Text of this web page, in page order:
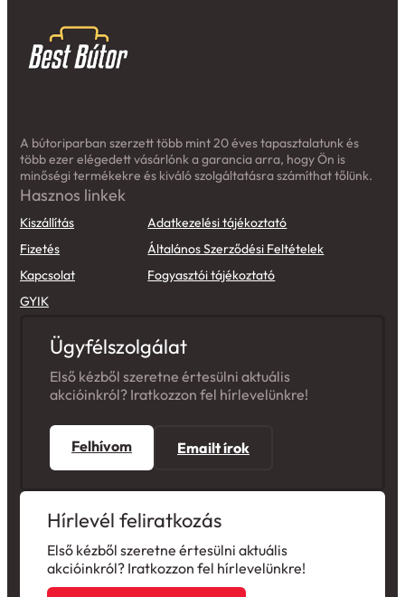
A bútoriparban szerzett több mint 20 éves tapasztalatunk és
több ezer elégedett vásárlónk a garancia arra, hogy Ön is
minőségi termékekre és kiváló szolgáltatásra számíthat tőlünk.
Hasznos linkek
Kiszállítás
Fizetés
Kapcsolat
GYIK
Adatkezelési tájékoztató
Általános Szerződési Feltételek
Fogyasztói tájékoztató
Ügyfélszolgálat
Első kézből szeretne értesülni aktuális
akcióinkról? Iratkozzon fel hírlevelünkre!
Felhívom Emailt írok
Hírlevél feliratkozás
Első kézből szeretne értesülni aktuális
akcióinkról? Iratkozzon fel hírlevelünkre!